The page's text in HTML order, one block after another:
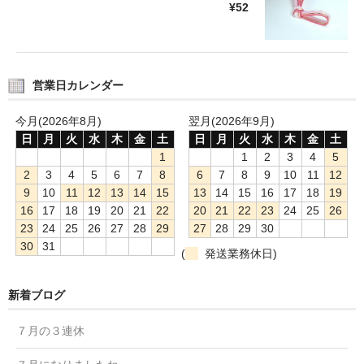
¥52
営業日カレンダー
今月(2026年8月)
日
月 火 水 木 金
土
1
2
3 4 5 6 7
8
9
10 11 12 13 14
15
16
17 18 19 20 21
22
23
24 25 26 27 28
29
30
31
翌月(2026年9月)
日
月 火 水 木 金
土
1
2 3 4
5
6
7 8 9 10 11
12
13
14 15 16 17 18
19
20
21 22 23 24 25
26
27
28 29
30
(
発送業務休日)
新着ブログ
７月の３連休